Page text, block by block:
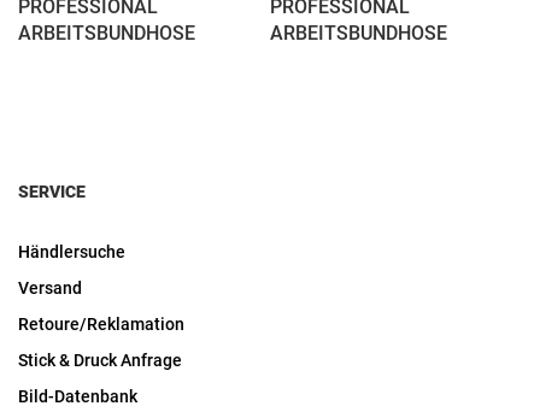
PROFESSIONAL
ARBEITSBUNDHOSE
PROFESSIONAL
ARBEITSBUNDHOSE
SERVICE
Händlersuche
Versand
Retoure/Reklamation
Stick & Druck Anfrage
Bild-Datenbank